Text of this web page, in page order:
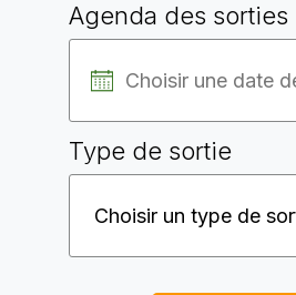
Agenda des sorties
Type de sortie